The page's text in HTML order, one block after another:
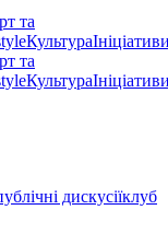
та
Культура
та
Культура
дискусіїклуб